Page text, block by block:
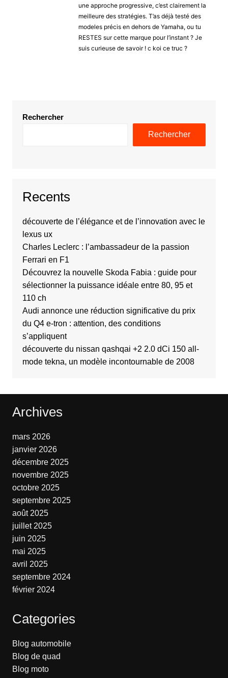
une approche progressive, c’est clairement la
meilleure des stratégies. T’as déjà testé des
modeles précis en dehors de Yamaha, ou tu
RESTES sur cette marque pour l’instant ? Je
suis curieuse de savoir ! c koi ce truc ?
Rechercher
Rechercher
Recents
découverte de l’élégance et de l’innovation avec le
lexus ux
Charles Leclerc : l’ambassadeur de la passion
Ferrari en F1
Découvrez la nouvelle Skoda Fabia : guide pour
sélectionner la puissance idéale entre 80, 95 et
110 ch
Audi annonce une réduction significative du prix
du Q4 e-tron : attention, des conditions
s’appliquent
découverte du nissan qashqai +2 2.0 dCi 150 all-
mode tekna, un modèle incontournable de 2008
Archives
mars 2026
janvier 2026
décembre 2025
novembre 2025
octobre 2025
septembre 2025
août 2025
juillet 2025
juin 2025
mai 2025
avril 2025
septembre 2024
février 2024
Categories
Blog automobile
Blog de quad
Blog moto